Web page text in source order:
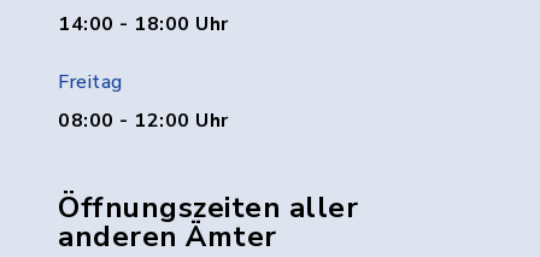
14:00 - 18:00 Uhr
Freitag
08:00 - 12:00 Uhr
Öffnungszeiten aller
anderen Ämter